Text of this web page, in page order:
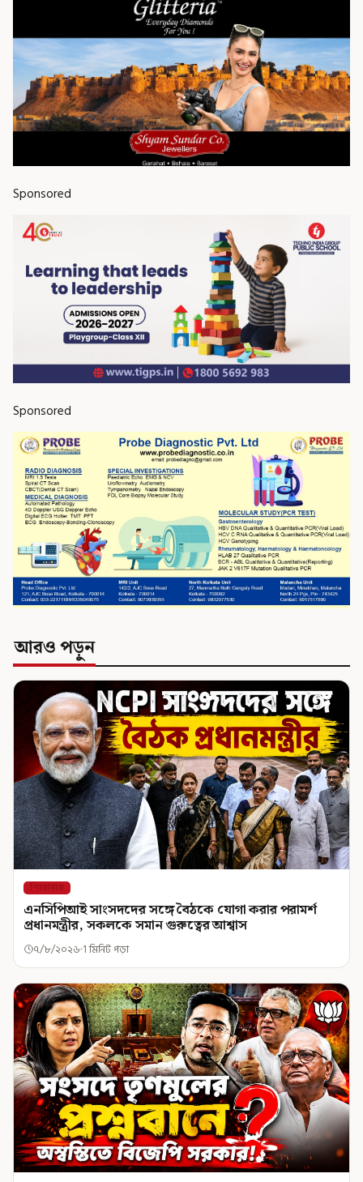
Sponsored
Sponsored
আরও পড়ুন
শিরোনাম
এনসিপিআই সাংসদদের সঙ্গে বৈঠকে যোগা করার পরামর্শ
প্রধানমন্ত্রীর, সকলকে সমান গুরুত্বের আশ্বাস
৭/৮/২০২৬ 1 মিনিট পড়া